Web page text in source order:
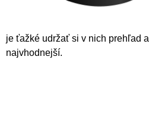
je ťažké udržať si v nich prehľad
najvhodnejší.